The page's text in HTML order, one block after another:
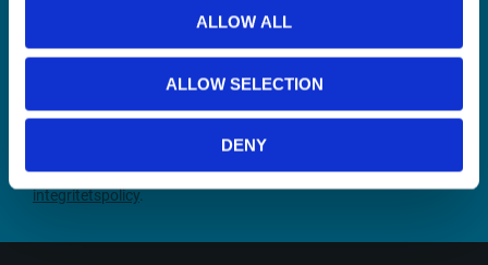
ALLOW ALL
ALLOW SELECTION
DENY
Dina personuppgifter behandlas i enlighet med vår
integritetspolicy.